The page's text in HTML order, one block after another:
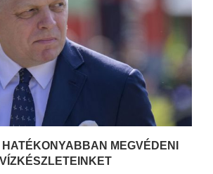
MEGVÉDENI
VÍZKÉSZLETEINKET